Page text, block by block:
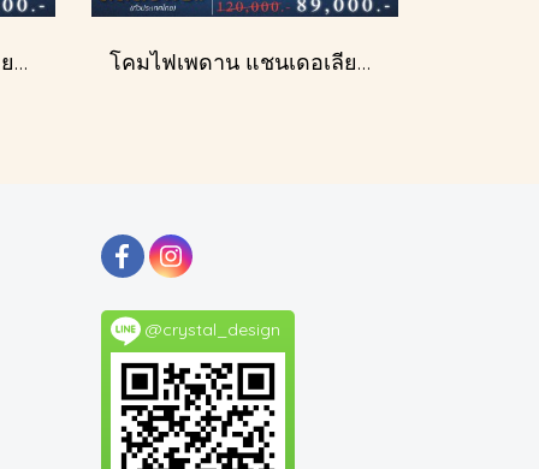
โคมไฟเพดาน แชนเดอเลียร์ รุ่น A028-D40 โคมไฟเพดาน แชนเดอเลียร์ รุ่น 183586
@crystal_design